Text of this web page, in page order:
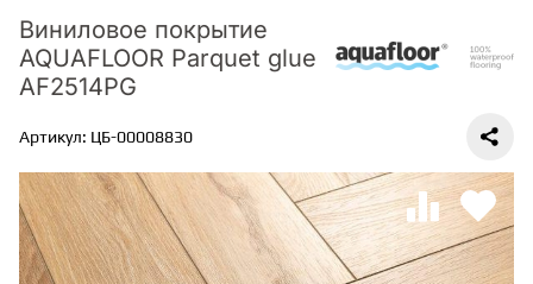
Возврат и гарантии
Сотрудничество
Вопросы и ответы
Полезная информация
Как выбрать
Калькулятор
О нас
Контакты
ВИНИЛОВАЯ ПЛИТКА
ИНЖЕНЕРНАЯ ДОСКА
ПАРКЕТНАЯ ДОСКА
Виниловое покрытие
AQUAFLOOR Parquet glue
AF2514PG
Артикул: ЦБ-00008830